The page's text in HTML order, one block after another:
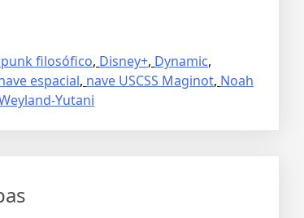
filosófico, Disney+, Dynamic,
espacial, nave USCSS Maginot, Noah
Yutani